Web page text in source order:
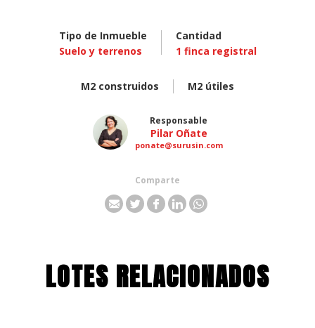
Tipo de Inmueble
Suelo y terrenos
Cantidad
1 finca registral
M2 construidos M2 útiles
Responsable
Pilar Oñate
ponate@surusin.com
Comparte
LOTES RELACIONADOS